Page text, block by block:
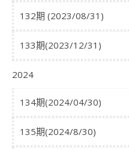
132期 (2023/08/31)
133期(2023/12/31)
2024
134期(2024/04/30)
135期(2024/8/30)